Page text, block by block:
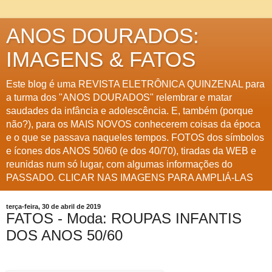
ANOS DOURADOS:
IMAGENS & FATOS
Este blog é uma REVISTA ELETRÔNICA QUINZENAL para
a turma dos "ANOS DOURADOS" relembrar e matar
saudades da infância e adolescência. E, também (porque
não?), para os MAIS NOVOS conhecerem coisas da época
e o que se passava naqueles tempos. FOTOS dos símbolos
e ícones dos ANOS 50/60 (e dos 40/70), tiradas da WEB e
reunidas num só lugar, com algumas informações do
PASSADO. CLICAR NAS IMAGENS PARA AMPLIÁ-LAS
terça-feira, 30 de abril de 2019
FATOS - Moda: ROUPAS INFANTIS
DOS ANOS 50/60